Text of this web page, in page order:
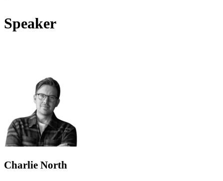
Speaker
Charlie North